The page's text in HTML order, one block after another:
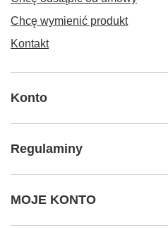
Chcę wymienić produkt
Kontakt
Konto
Regulaminy
MOJE KONTO